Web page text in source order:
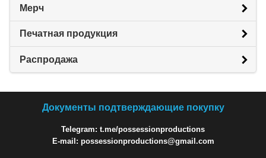
Мерч
Печатная продукция
Распродажа
Документы подтверждающие покупку
Telegram: t.me/possessionproductions
E-mail: possessionproductions@gmail.com